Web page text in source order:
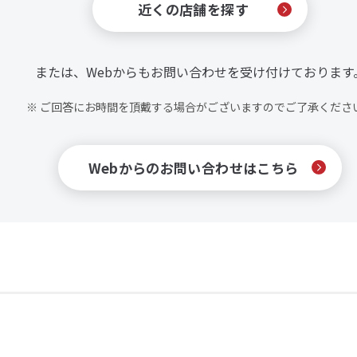
近くの店舗を探す
または、Webからもお問い合わせを受け付けております
※ ご回答にお時間を頂戴する場合がございますのでご了承くださ
Webからのお問い合わせはこちら